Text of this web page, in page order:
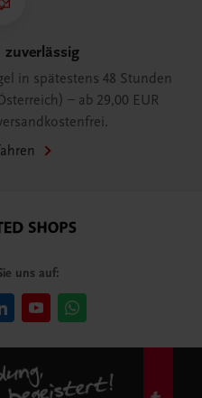
in spätestens 48 Stunden
– ab 29,00 EUR
uns auf: